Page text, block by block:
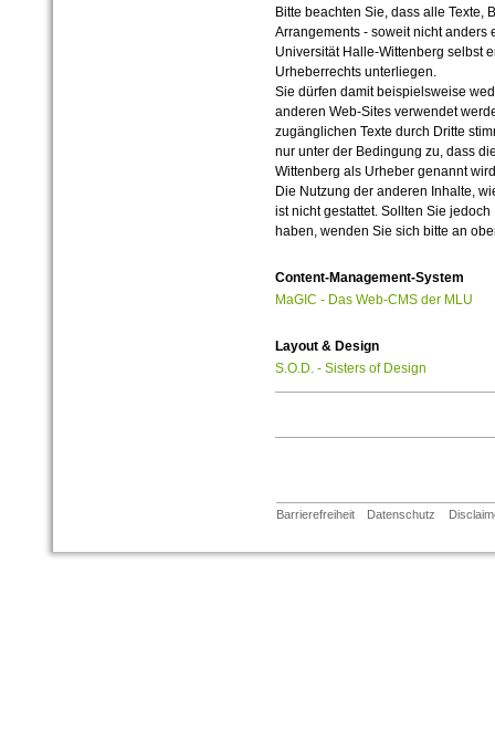
Bitte beachten Sie, dass alle Texte,
Arrangements - soweit nicht anders
Universität Halle-Wittenberg selbst
Urheberrechts unterliegen.
Sie dürfen damit beispielsweise
anderen Web-Sites verwendet
zugänglichen Texte durch Dritte
nur unter der Bedingung zu, dass
Wittenberg als Urheber genannt
Die Nutzung der anderen Inhalte,
ist nicht gestattet. Sollten Sie
haben, wenden Sie sich bitte an
Content-Management-System
MaGIC - Das Web-CMS der MLU
Layout & Design
S.O.D. - Sisters of Design
Barrierefreiheit Datenschutz